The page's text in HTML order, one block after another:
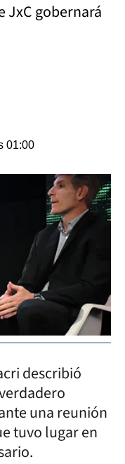
JxC gobernará
01:00
describió
una reunión
tuvo lugar en